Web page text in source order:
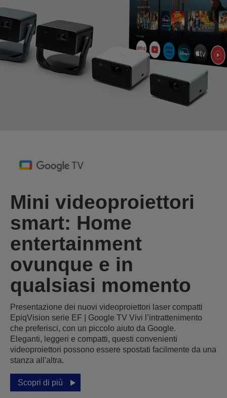
Mini videoproiettori
smart: Home
entertainment
ovunque e in
qualsiasi momento
Presentazione dei nuovi videoproiettori laser compatti
EpiqVision serie EF | Google TV Vivi l’intrattenimento
che preferisci, con un piccolo aiuto da Google.
Eleganti, leggeri e compatti, questi convenienti
videoproiettori possono essere spostati facilmente da una
stanza all'altra.
Scopri di più